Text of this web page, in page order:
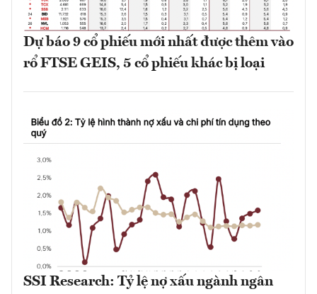
Dự báo 9 cổ phiếu mới nhất được thêm vào
rổ FTSE GEIS, 5 cổ phiếu khác bị loại
SSI Research: Tỷ lệ nợ xấu ngành ngân